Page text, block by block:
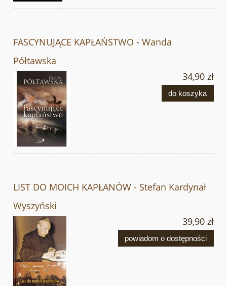
FASCYNUJĄCE KAPŁAŃSTWO - Wanda
Półtawska
34,90 zł
do koszyka
LIST DO MOICH KAPŁANÓW - Stefan Kardynał
Wyszyński
39,90 zł
powiadom o dostępności